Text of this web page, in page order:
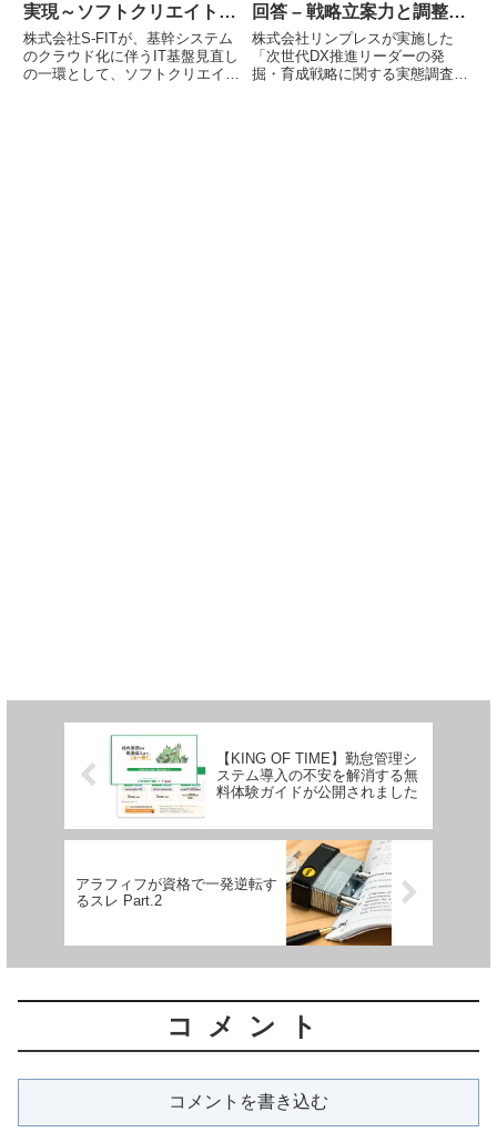
実現～ソフトクリエイトの
「SCCloud 365
Enterprise」活用事例を公
開～
株式会社S-FITが、基幹システム
のクラウド化に伴うIT基盤見直し
の一環として、ソフトクリエイト
回答 – 戦略立案力と調整力
が重要視される実態調査
株式会社リンプレスが実施した
「次世代DX推進リーダーの発
掘・育成戦略に関する実態調査」
【KING OF TIME】勤怠管理シ
ステム導入の不安を解消する無
料体験ガイドが公開されました
アラフィフが資格で一発逆転す
るスレ Part.2
コメント
コメントを書き込む